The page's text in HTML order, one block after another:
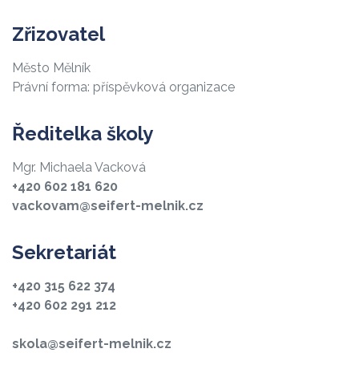
Zřizovatel
Město Mělník
Právní forma: příspěvková organizace
Ředitelka školy
Mgr. Michaela Vacková
+420 602 181 620
vackovam@seifert-melnik.cz
Sekretariát
+420 315 622 374
+420 602 291 212
skola@seifert-melnik.cz